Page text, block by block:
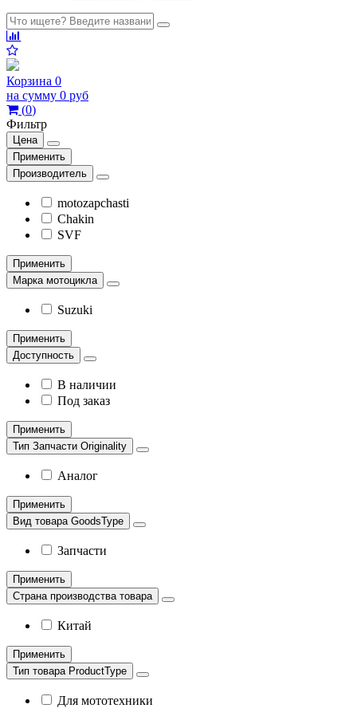
Корзина 0
на сумму 0 руб
(0)
Фильтр
Цена
Применить
Производитель
motozapchasti
Chakin
SVF
Применить
Марка мотоцикла
Suzuki
Применить
Доступность
В наличии
Под заказ
Применить
Тип Запчасти Originality
Аналог
Применить
Вид товара GoodsType
Запчасти
Применить
Страна производства товара
Китай
Применить
Тип товара ProductType
Для мототехники